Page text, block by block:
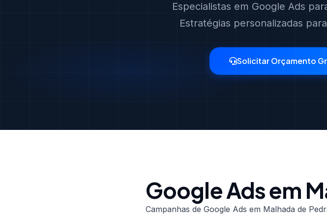
Especialistas em Google Ads
Estratégias personalizadas
Solicitar Orçamento
Google Ads em
Campanhas de Google Ads em Malhada de